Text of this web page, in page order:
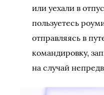
или уехали в
пользуетесь
отправляясь в
командировку,
на случай